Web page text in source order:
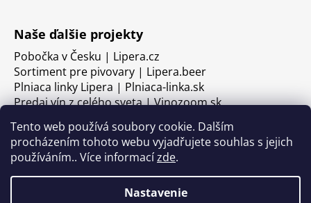
Tento web používá soubory cookie. Dalším
procházením tohoto webu vyjadřujete souhlas s jejich
používáním.. Více informacízde.
Nastavenie
Naše ďalšie projekty
Pobočka v Česku | Lipera.cz
Sortiment pre pivovary | Lipera.beer
Plniaca linky Lipera | Plniaca-linka.sk
Predaj vín z celého sveta | Vinozoom.sk